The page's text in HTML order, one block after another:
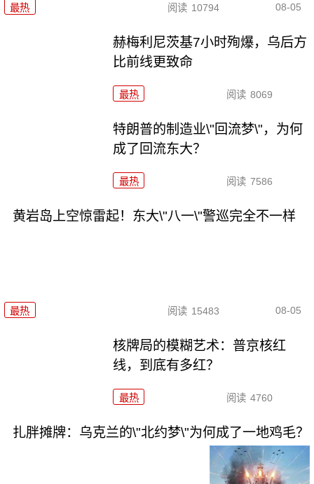
最热 阅读 10794 08-05
赫梅利尼茨基7小时殉爆，乌后方
比前线更致命
最热 阅读 8069
特朗普的制造业\"回流梦\"，为何
成了回流东大？
最热 阅读 7586
黄岩岛上空惊雷起！东大\"八一\"警巡完全不一样
最热 阅读 15483 08-05
核牌局的模糊艺术：普京核红
线，到底有多红？
最热 阅读 4760
扎胖摊牌：乌克兰的\"北约梦\"为何成了一地鸡毛？